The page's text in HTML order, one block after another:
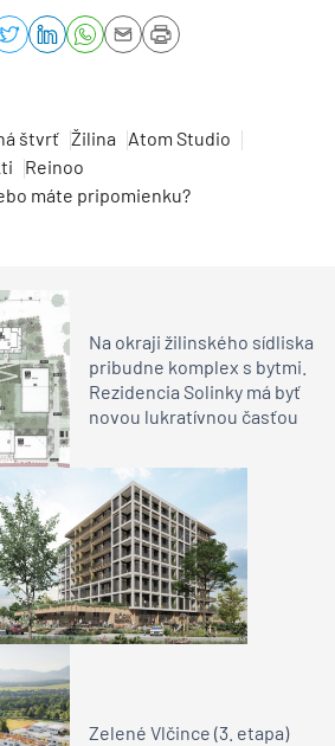
štvrť Žilina
Atom Studio
Reinoo
máte pripomienku?
Na okraji žilinského sídliska
pribudne komplex s bytmi.
Rezidencia Solinky má byť
novou lukratívnou časťou
Zelené Vlčince (3. etapa)